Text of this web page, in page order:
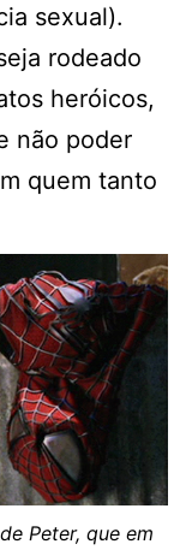
sexual).
rodeado
heróicos,
não poder
quem tanto
Peter, que em